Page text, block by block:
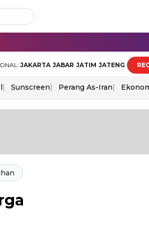
JAKARTA JABAR JATIM JATENG
Sunscreen Perang As-Iran